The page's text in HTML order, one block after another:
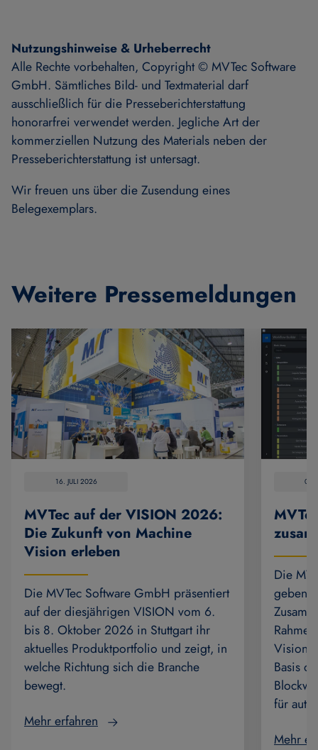
Nutzungshinweise & Urheberrecht
Alle Rechte vorbehalten, Copyright © MVTec Software
GmbH. Sämtliches Bild- und Textmaterial darf
ausschließlich für die Presseberichterstattung
honorarfrei verwendet werden. Jegliche Art der
kommerziellen Nutzung des Materials neben der
Presseberichterstattung ist untersagt.
Wir freuen uns über die Zusendung eines
Belegexemplars.
Weitere Pressemeldungen
16. JULI 2026
MVTec auf der VISION 2026:
Die Zukunft von Machine
Vision erleben
Die MVTec Software GmbH präsentiert
auf der diesjährigen VISION vom 6.
bis 8. Oktober 2026 in Stuttgart ihr
aktuelles Produktportfolio und zeigt, in
welche Richtung sich die Branche
bewegt.
Mehr erfahren
07.
Die
geben
Vision-
Basis
für
Mehr